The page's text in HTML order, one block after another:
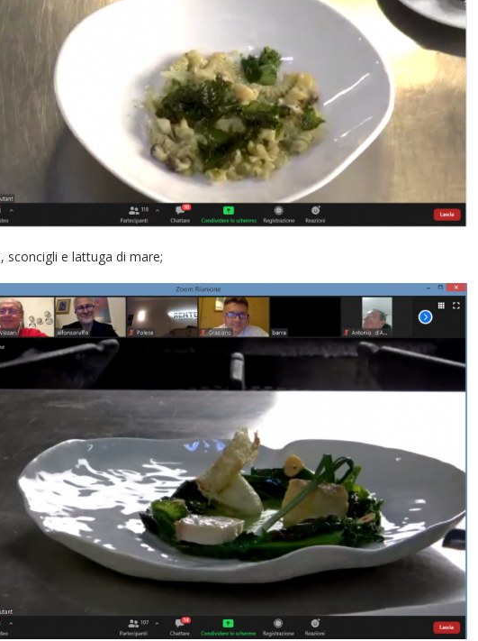
e lattuga di mare;